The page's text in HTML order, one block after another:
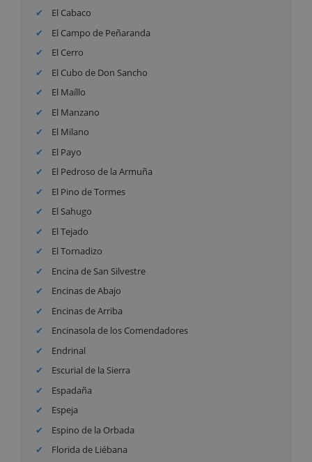
El Cabaco
El Campo de Peñaranda
El Cerro
El Cubo de Don Sancho
El Maíllo
El Manzano
El Milano
El Payo
El Pedroso de la Armuña
El Pino de Tormes
El Sahugo
El Tejado
El Tornadizo
Encina de San Silvestre
Encinas de Abajo
Encinas de Arriba
Encinasola de los Comendadores
Endrinal
Escurial de la Sierra
Espadaña
Espeja
Espino de la Orbada
Florida de Liébana